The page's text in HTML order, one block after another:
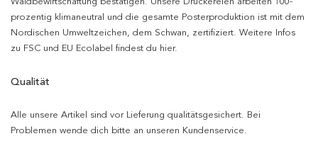
prozentig klimaneutral und die gesamte Posterproduktion ist mit dem
Nordischen Umweltzeichen, dem Schwan, zertifiziert. Weitere Infos
zu FSC und EU Ecolabel findest du hier.
Qualität
Alle unsere Artikel sind vor Lieferung qualitätsgesichert. Bei
Problemen wende dich bitte an unseren Kundenservice.